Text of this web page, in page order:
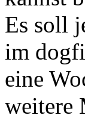
Es soll
im
eine
weitere